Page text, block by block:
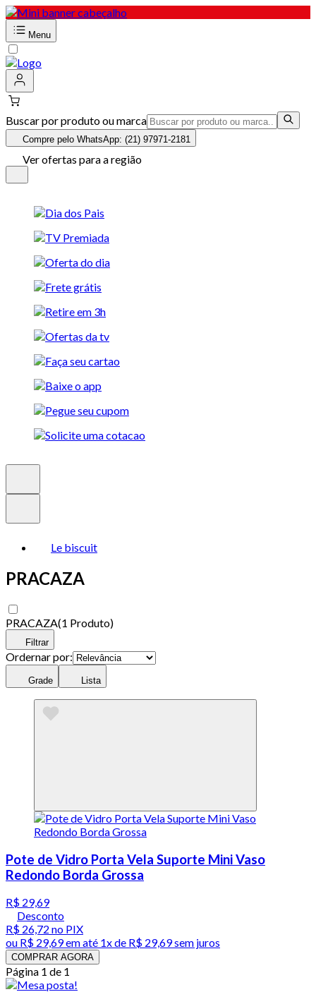
Menu
Buscar por produto ou marca
Compre pelo WhatsApp: (21) 97971-2181
Ver ofertas para a região
Le biscuit
PRACAZA
PRACAZA(1 Produto)
Filtrar
Ordernar por:
Grade Lista
Pote de Vidro Porta Vela Suporte Mini Vaso
Redondo Borda Grossa
R$ 29,69
Desconto
R$ 26,72 no PIX
ou R$ 29,69em até 1x de R$ 29,69sem juros
COMPRAR AGORA
Página 1 de 1